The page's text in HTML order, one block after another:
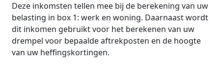
Deze inkomsten tellen mee bij de berekening van uw
belasting in box 1: werk en woning. Daarnaast wordt
dit inkomen gebruikt voor het berekenen van uw
drempel voor bepaalde aftrekposten en de hoogte
van uw heffingskortingen.